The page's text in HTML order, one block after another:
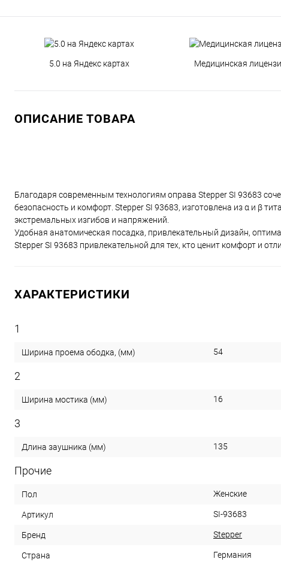
5.0 на Яндекс картах Медицинская
ОПИСАНИЕ ТОВАРА
Благодаря современным технологиям оправа Stepper SI 93683
безопасность и комфорт. Stepper SI 93683, изготовлена из α и β
экстремальных изгибов и напряжений.
Удобная анатомическая посадка, привлекательный дизайн,
Stepper SI 93683 привлекательной для тех, кто ценит комфорт и
ХАРАКТЕРИСТИКИ
1
Ширина проема ободка, (мм) 54
2
Ширина мостика (мм) 16
3
Длина заушника (мм) 135
Прочие
Пол Женские
Артикул SI-93683
Бренд Stepper
Страна Германия